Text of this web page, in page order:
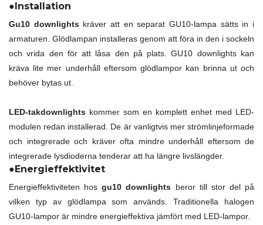
●Installation
Gu10 downlightskräver att en separat GU10-lampa sätts in i
armaturen. Glödlampan installeras genom att föra in den i sockeln
och vrida den för att låsa den på plats. GU10 downlights kan
kräva lite mer underhåll eftersom glödlampor kan brinna ut och
behöver bytas ut.
LED-takdownlights kommer som en komplett enhet med LED-
modulen redan installerad. De är vanligtvis mer strömlinjeformade
och integrerade och kräver ofta mindre underhåll eftersom de
integrerade lysdioderna tenderar att ha längre livslängder.
●Energieffektivitet
Energieffektiviteten hosgu10 downlights beror till stor del på
vilken typ av glödlampa som används. Traditionella halogen
GU10-lampor är mindre energieffektiva jämfört med LED-lampor.